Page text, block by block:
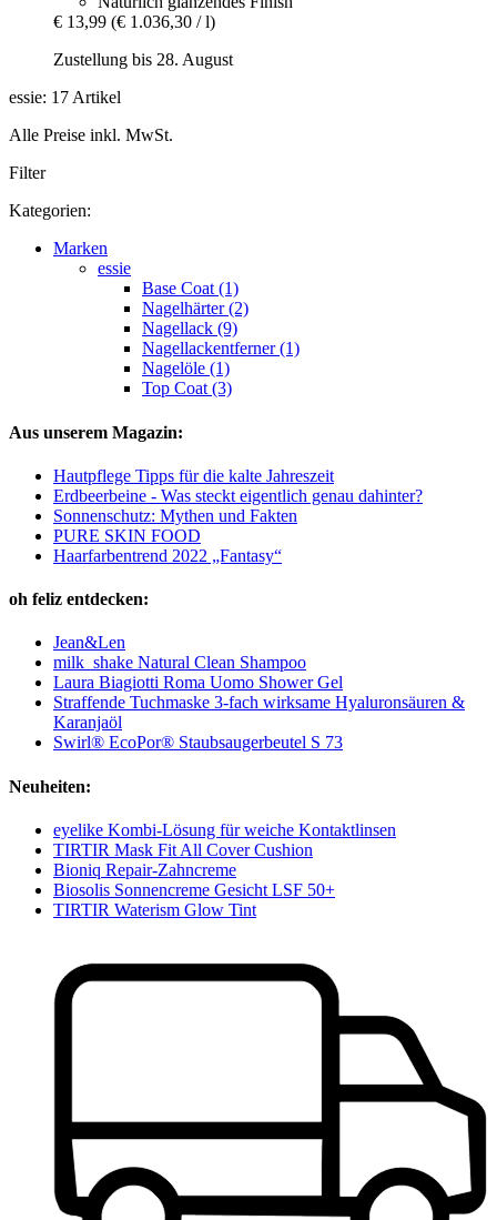
€ 13,99 (€ 1.036,30 / l)
Zustellung bis 28. August
essie: 17 Artikel
Alle Preise inkl. MwSt.
Filter
Kategorien:
Marken
essie
Base Coat (1)
Nagelhärter (2)
Nagellack (9)
Nagellackentferner (1)
Nagelöle (1)
Top Coat (3)
Aus unserem Magazin:
Hautpflege Tipps für die kalte Jahreszeit
Erdbeerbeine - Was steckt eigentlich genau dahinter?
Sonnenschutz: Mythen und Fakten
PURE SKIN FOOD
Haarfarbentrend 2022 „Fantasy“
oh feliz entdecken:
Jean&Len
milk_shake Natural Clean Shampoo
Laura Biagiotti Roma Uomo Shower Gel
Straffende Tuchmaske 3-fach wirksame Hyaluronsäuren &
Karanjaöl
Swirl® EcoPor® Staubsaugerbeutel S 73
Neuheiten:
eyelike Kombi-Lösung für weiche Kontaktlinsen
TIRTIR Mask Fit All Cover Cushion
Bioniq Repair-Zahncreme
Biosolis Sonnencreme Gesicht LSF 50+
TIRTIR Waterism Glow Tint